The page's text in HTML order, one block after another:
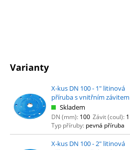
Varianty
X-kus DN 100 - 1" litinová
příruba s vnitřním závitem
Skladem
DN (mm): 100 Závit (coul): 1
Typ příruby: pevná příruba
X-kus DN 100 - 2" litinová